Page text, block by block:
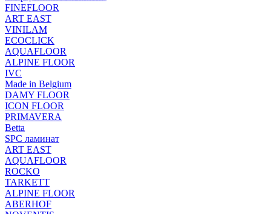
FINEFLOOR
ART EAST
VINILAM
ECOCLICK
AQUAFLOOR
ALPINE FLOOR
IVC
Made in Belgium
DAMY FLOOR
ICON FLOOR
PRIMAVERA
Betta
SPC ламинат
ART EAST
AQUAFLOOR
ROCKO
TARKETT
ALPINE FLOOR
ABERHOF